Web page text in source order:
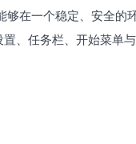
在一个稳定、安全
、任务栏、开始菜单